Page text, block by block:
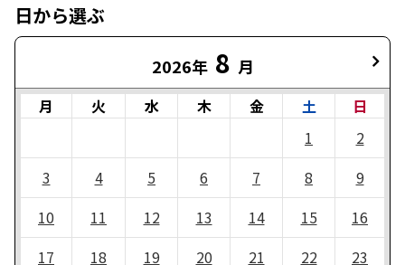
日から選ぶ
2026年 8 月
月 火 水 木 金 土
日
1
2
3
4 5 6 7 8
9
10
11 12 13 14 15
16
17
18 19 20 21 22
23